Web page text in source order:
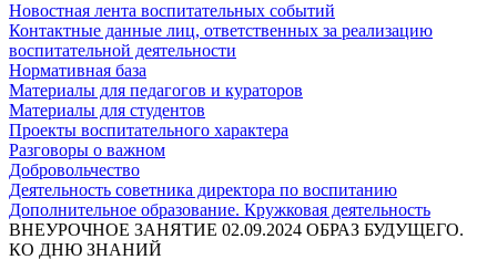
Новостная лента воспитательных событий
Контактные данные лиц, ответственных за реализацию
воспитательной деятельности
Нормативная база
Материалы для педагогов и кураторов
Материалы для студентов
Проекты воспитательного характера
Разговоры о важном
Добровольчество
Деятельность советника директора по воспитанию
Дополнительное образование. Кружковая деятельность
ВНЕУРОЧНОЕ ЗАНЯТИЕ 02.09.2024 ОБРАЗ БУДУЩЕГО.
КО ДНЮ ЗНАНИЙ